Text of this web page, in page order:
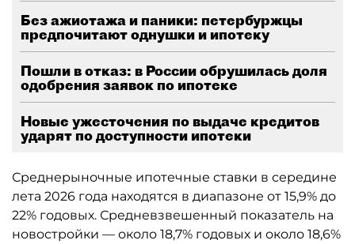
Без ажиотажа и паники: петербуржцы
предпочитают однушки и ипотеку
Пошли в отказ: в России обрушилась доля
одобрения заявок по ипотеке
Новые ужесточения по выдаче кредитов
ударят по доступности ипотеки
Среднерыночные ипотечные ставки в середине
лета 2026 года находятся в диапазоне от 15,9% до
22% годовых. Средневзвешенный показатель на
новостройки — около 18,7% годовых и около 18,6%